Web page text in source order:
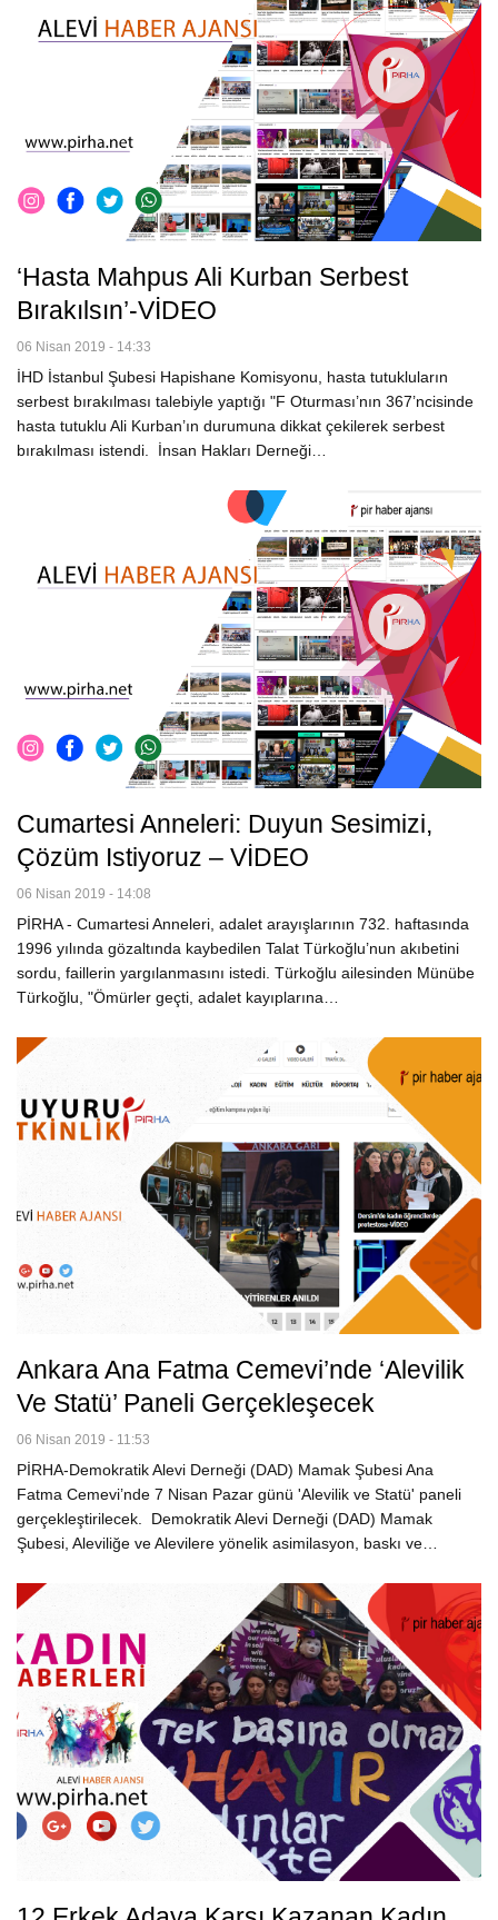
‘Hasta Mahpus Ali Kurban Serbest
Bırakılsın’-VİDEO
06 Nisan 2019 - 14:33
İHD İstanbul Şubesi Hapishane Komisyonu, hasta tutukluların
serbest bırakılması talebiyle yaptığı "F Oturması’nın 367’ncisinde
hasta tutuklu Ali Kurban’ın durumuna dikkat çekilerek serbest
bırakılması istendi. İnsan Hakları Derneği…
Cumartesi Anneleri: Duyun Sesimizi,
Çözüm Istiyoruz – VİDEO
06 Nisan 2019 - 14:08
PİRHA - Cumartesi Anneleri, adalet arayışlarının 732. haftasında
1996 yılında gözaltında kaybedilen Talat Türkoğlu’nun akıbetini
sordu, faillerin yargılanmasını istedi. Türkoğlu ailesinden Münübe
Türkoğlu, "Ömürler geçti, adalet kayıplarına…
Ankara Ana Fatma Cemevi’nde ‘Alevilik
Ve Statü’ Paneli Gerçekleşecek
06 Nisan 2019 - 11:53
PİRHA-Demokratik Alevi Derneği (DAD) Mamak Şubesi Ana
Fatma Cemevi’nde 7 Nisan Pazar günü 'Alevilik ve Statü' paneli
gerçekleştirilecek. Demokratik Alevi Derneği (DAD) Mamak
Şubesi, Aleviliğe ve Alevilere yönelik asimilasyon, baskı ve…